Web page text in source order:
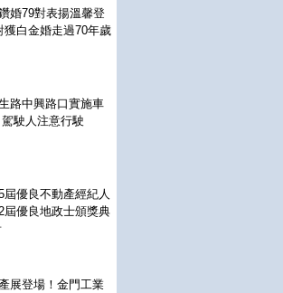
婚79對表揚溫馨登
獲白金婚走過70年歲
路中興路口實施車
駛人注意行駛
屆優良不動產經紀人
屆優良地政士頒獎典
展登場！金門工業